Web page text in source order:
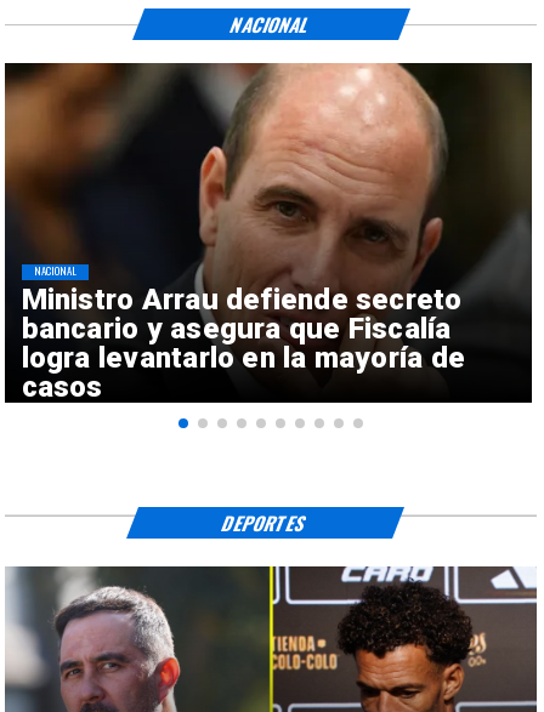
Ministro Arrau defiende secreto
bancario y asegura que Fiscalía
logra levantarlo en la mayoría de
casos
NACIONAL
NACIONAL
DEPORTES